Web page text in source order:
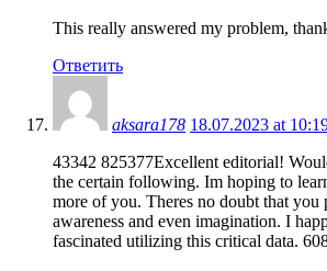
This really answered my problem,
Ответить
aksara178 18.07.2023 at
43342 825377Excellent editorial!
the certain following. Im hoping to
more of you. Theres no doubt that you
awareness and even imagination. I
fascinated utilizing this critical data.